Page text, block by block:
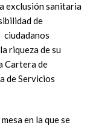
exclusión sanitaria
de
ciudadanos
riqueza de su
Cartera de
de Servicios
en la que se